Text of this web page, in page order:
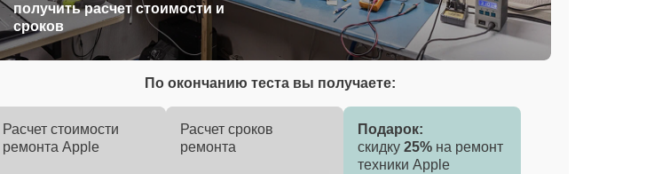
получить расчет стоимости и
сроков
По окончанию теста вы получаете:
Расчет стоимости
ремонта Apple
Расчет сроков
ремонта
Подарок:
скидку 25% на ремонт
техники Apple